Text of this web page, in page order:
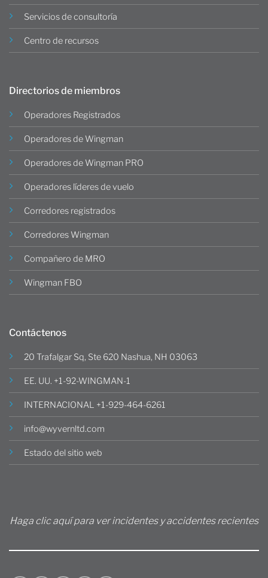
Servicios de consultoría
Centro de recursos
Directorios de miembros
Operadores Registrados
Operadores de Wingman
Operadores de Wingman PRO
Operadores líderes de vuelo
Corredores registrados
Corredores Wingman
Compañero de MRO
Wingman FBO
Contáctenos
20 Trafalgar Sq, Ste 620 Nashua, NH 03063
EE. UU. +1-92-WINGMAN-1
INTERNACIONAL +1-929-464-6261
info@wyvernltd.com
Estado del sitio web
Haga clic aquí para ver incidentes y accidentes recientes